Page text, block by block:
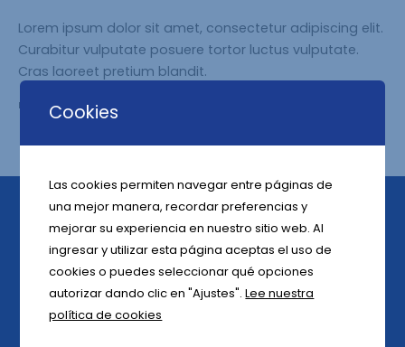
Lorem ipsum dolor sit amet, consectetur adipiscing elit.
Curabitur vulputate posuere tortor luctus vulputate.
Cras laoreet pretium blandit.
FOLLOW ME
VazSegurosinicio sus actividades el 10 de febrero del 2003, desde
entonces nuestro principal objetivo es la satisfacción de nuestros
clientes, asesores de seguros y colaboradores, basados en un
servicio ágil, flexible y personalizado.
Cookies
Las cookies permiten navegar entre páginas de
una mejor manera, recordar preferencias y
mejorar su experiencia en nuestro sitio web. Al
ingresar y utilizar esta página aceptas el uso de
cookies o puedes seleccionar qué opciones
autorizar dando clic en "Ajustes".Lee nuestra
política de cookies